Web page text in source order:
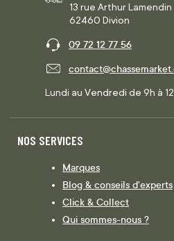
13 rue Arthur Lamendin
62460 Divion
09 72 12 77 56
Lundi au Vendredi de 9h à
NOS SERVICES
Marques
Blog & conseils d'experts
Click & Collect
Qui sommes-nous ?